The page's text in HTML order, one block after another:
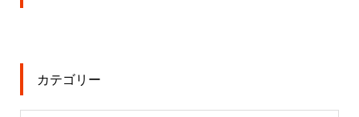
カテゴリー